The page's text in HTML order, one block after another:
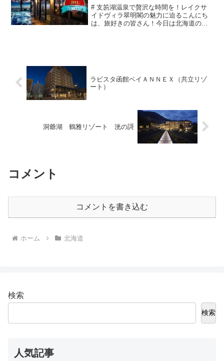
# 支笏湖温泉で贅沢な時間を！レイクサ
イドヴィラ翠明閣の魅力に迫るこんにち
は、旅好きの皆さん！今日は北海道の大
ラビスタ函館ベイＡＮＮＥＸ（共立リゾ
ート）
洞爺湖 鶴雅リゾート 洸の謌
コメント
コメントを書き込む
ホーム 北海道
検索
検索
人気記事